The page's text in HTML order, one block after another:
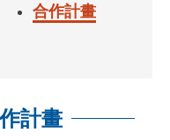
合作計畫
計畫